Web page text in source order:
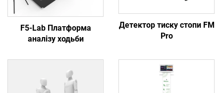
F5-Lab Платформа
аналізу ходьби
Детектор тиску стопи FM
Pro